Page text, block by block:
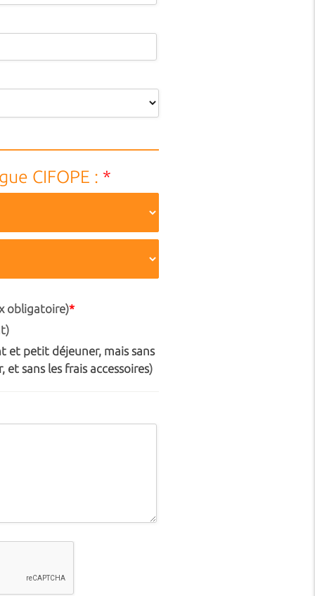
CIFOPE : *
obligatoire)*
et petit déjeuner, mais sans
et sans les frais accessoires)